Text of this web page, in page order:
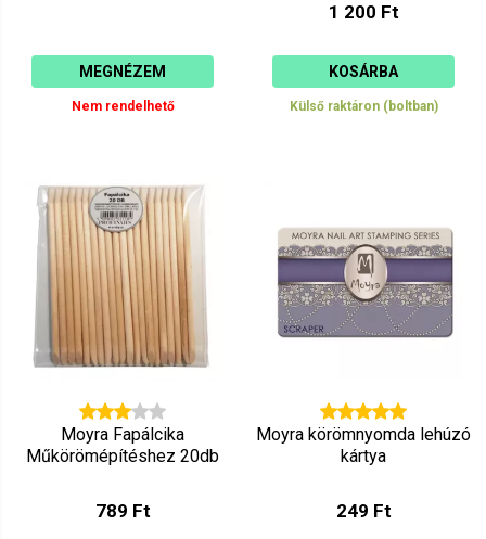
MEGNÉZEM
Nem rendelhető
1 200 Ft
KOSÁRBA
Külső raktáron (boltban)
Moyra Fapálcika
Műkörömépítéshez 20db
789 Ft
Moyra körömnyomda lehúzó
kártya
249 Ft